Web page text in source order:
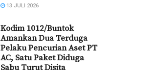
13 JULI 2026
Kodim 1012/Buntok
Amankan Dua Terduga
Pelaku Pencurian Aset PT
AC, Satu Paket Diduga
Sabu Turut Disita